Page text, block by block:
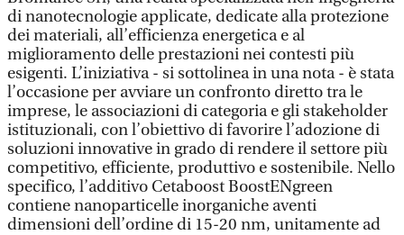
di nanotecnologie applicate, dedicate alla protezione
dei materiali, all’efficienza energetica e al
miglioramento delle prestazioni nei contesti più
esigenti. L’iniziativa - si sottolinea in una nota - è stata
l’occasione per avviare un confronto diretto tra le
imprese, le associazioni di categoria e gli stakeholder
istituzionali, con l’obiettivo di favorire l’adozione di
soluzioni innovative in grado di rendere il settore più
competitivo, efficiente, produttivo e sostenibile. Nello
specifico, l’additivo Cetaboost BoostENgreen
contiene nanoparticelle inorganiche aventi
dimensioni dell’ordine di 15-20 nm, unitamente ad